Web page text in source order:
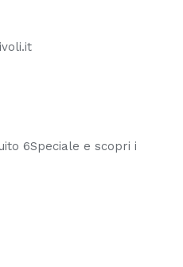
6Speciale e scopri i